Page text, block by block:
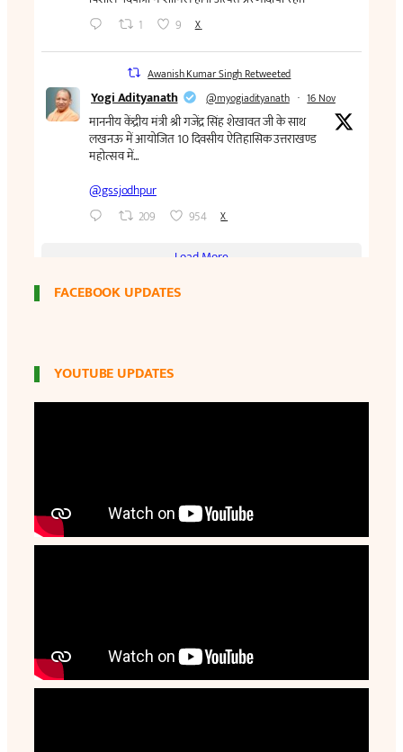
FACEBOOK UPDATES
YOUTUBE UPDATES